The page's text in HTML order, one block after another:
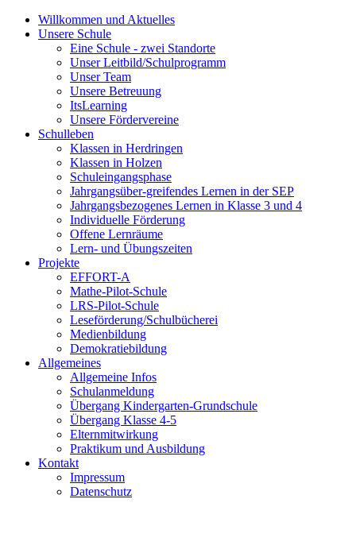
Willkommen und Aktuelles
Unsere Schule
Eine Schule - zwei Standorte
Unser Leitbild/Schulprogramm
Unser Team
Unsere Betreuung
ItsLearning
Unsere Fördervereine
Schulleben
Klassen in Herdringen
Klassen in Holzen
Schuleingangsphase
Jahrgangsüber-greifendes Lernen in der SEP
Jahrgangsbezogenes Lernen in Klasse 3 und 4
Individuelle Förderung
Offene Lernräume
Lern- und Übungszeiten
Projekte
EFFORT-A
Mathe-Pilot-Schule
LRS-Pilot-Schule
Leseförderung/Schulbücherei
Medienbildung
Demokratiebildung
Allgemeines
Allgemeine Infos
Schulanmeldung
Übergang Kindergarten-Grundschule
Übergang Klasse 4-5
Elternmitwirkung
Praktikum und Ausbildung
Kontakt
Impressum
Datenschutz­